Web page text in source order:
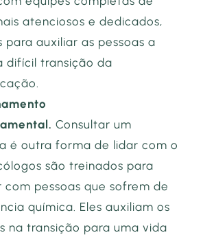
atenciosos e dedicados,
para auxiliar as pessoas a
difícil transição da
Consultar um
é outra forma de lidar com o
são treinados para
com pessoas que sofrem de
química. Eles auxiliam os
na transição para uma vida